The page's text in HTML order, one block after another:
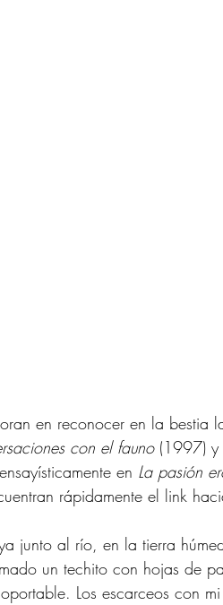
en reconocer en la bestia
con el fauno (1997) y
en La pasión
rápidamente el link
junto al río, en la tierra
un techito con hojas de
Los escarceos con